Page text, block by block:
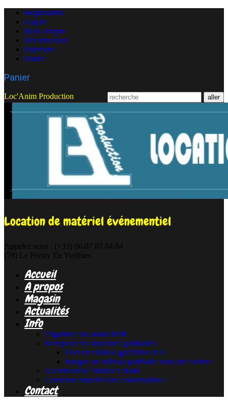
Registration
Log In
Mon compte
Déconnexion
Paiement
Panier
Panier
Location de matériel événementiel
Loc'Anim Production
Appelez nous :
(+33) 06.07.87.84.84
(78) Le Perray En Yvelines
Accueil
A propos
Magasin
Actualités
Info
Organiser un casino fictif
Manipuler les structures gonflables
Plier un château gonflable en 4
Ranger un château gonflable dans une voiture
Accrobranche Mobile Urbain
Comment brancher une sonorisation ?
Contact